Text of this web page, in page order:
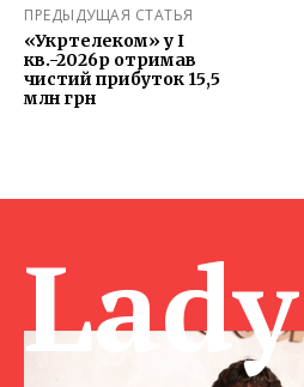
ПРЕДЫДУЩАЯ СТАТЬЯ
«Укртелеком» у І
кв.-2026р отримав
чистий прибуток 15,5
млн грн
Lady